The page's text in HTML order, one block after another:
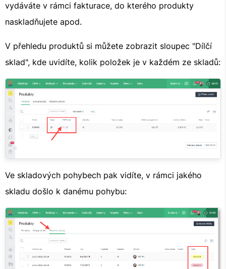
vydáváte v rámci fakturace, do kterého produkty
naskladňujete apod.
V přehledu produktů si můžete zobrazit sloupec "Dílčí
sklad", kde uvidíte, kolik položek je v každém ze skladů:
Ve skladových pohybech pak vidíte, v rámci jakého
skladu došlo k danému pohybu: